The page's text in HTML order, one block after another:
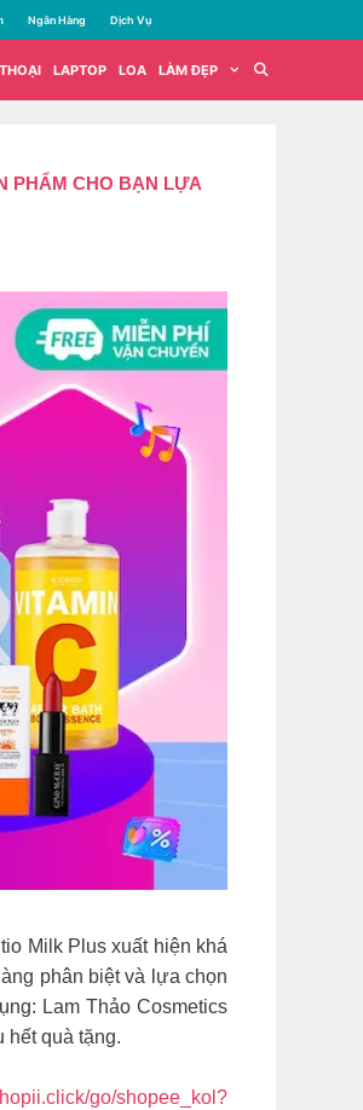
Ngân Hàng Dịch Vụ
LAPTOP LOA LÀM ĐẸP
PHẨM CHO BẠN LỰA
Milk Plus xuất hiện khá
phân biệt và lựa chọn
Lam Thảo Cosmetics
hết quà tặng.
go/shopee_kol?